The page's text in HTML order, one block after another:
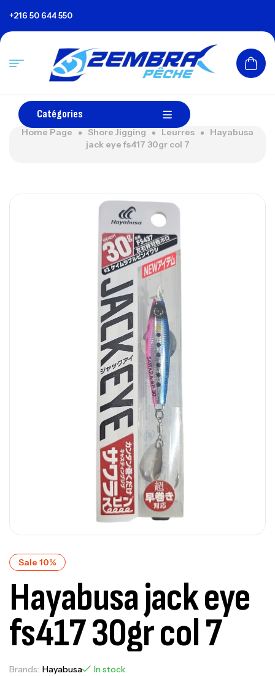
+216 50 644 550
Catégories
Home Page Shore Jigging Leurres
Hayabusa
jack eye fs417 30gr col 7
Sale 10%
Hayabusa jack eye
fs417 30gr col 7
Brands: Hayabusa In stock